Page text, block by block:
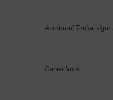
Autobuzul Tonita, sigur
Daniel Ianus